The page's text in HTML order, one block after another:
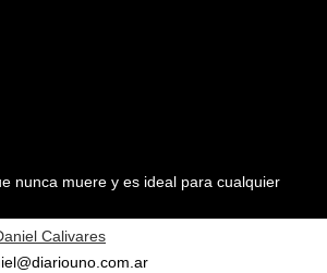
nunca muere y es ideal para cualquier
Calivares